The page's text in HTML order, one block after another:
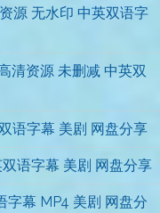
源 无水印 中英双语字
清资源 未删减 中英双
语字幕 美剧 网盘分享
语字幕 美剧 网盘分享
字幕 MP4 美剧 网盘分